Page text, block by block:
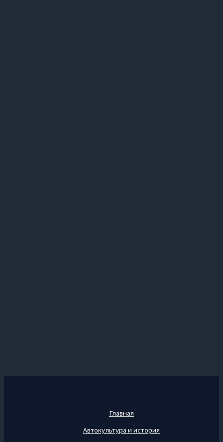
Главная
Автокультура и история